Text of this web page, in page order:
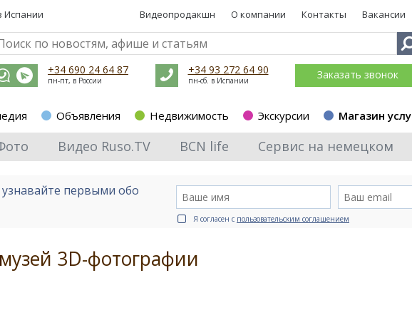
Испании Видеопродакшн О компании Контакты Вакансии
+34 690 24 64 87
пн-пт, в России
+34 93 272 64 90
пн-сб. в Испании Заказать звонок
Объявления Недвижимость Экскурсии Магазин
Видео Ruso.TV BCN life Сервис на немецком
первыми обо
Я согласен с пользовательским соглашением
3D-фотографии